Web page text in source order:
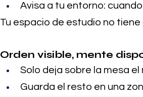
Avisa a tu entorno:
Tu espacio de estudio no
Orden visible, mente
Solo deja sobre la mesa
Guarda el resto en una